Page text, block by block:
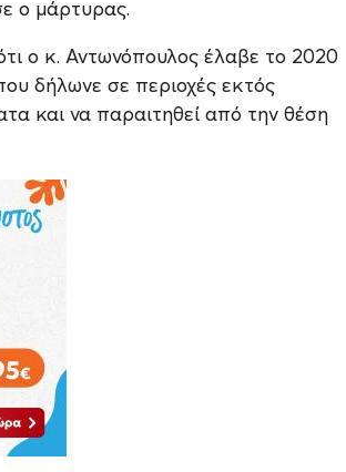
ο μάρτυρας.
ο κ. Αντωνόπουλος έλαβε το 2020
δήλωνε σε περιοχές εκτός
και να παραιτηθεί από την θέση